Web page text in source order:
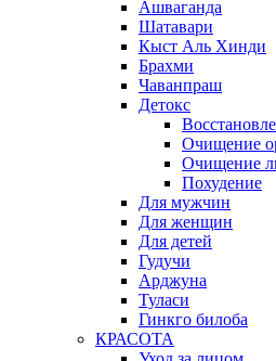
Ашваганда
Шатавари
Кыст Аль Хинди
Брахми
Чаванпраш
Детокс
Очищение
Очищение
Похудение
Для мужчин
Для женщин
Для детей
Гудучи
Арджуна
Туласи
Гинкго билоба
КРАСОТА